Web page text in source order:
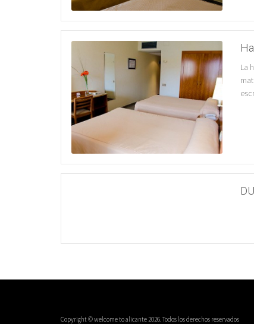
La
Copyright © welcome to alicante 2026. Todos los derechos reservados